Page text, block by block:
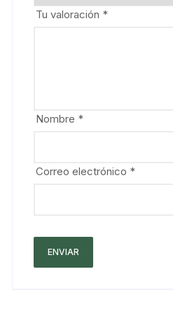
Tu valoración *
Nombre *
Correo electrónico *